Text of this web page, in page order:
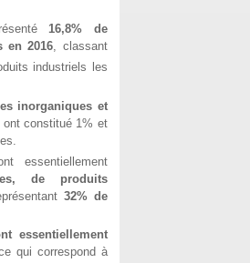
16,8% de
en 2016, classant
industriels les
inorganiques et
ont constitué 1% et
essentiellement
de produits
32% de
essentiellement
ce qui correspond à